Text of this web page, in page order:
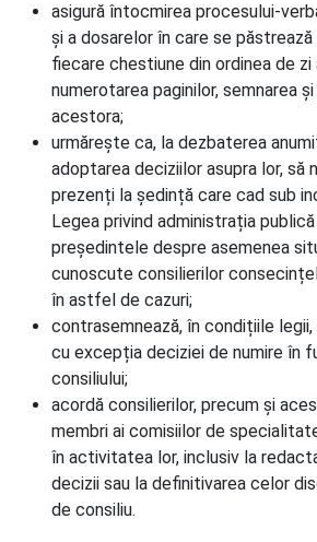
asigură întocmirea procesului-
și a dosarelor în care se
fiecare chestiune din ordinea de zi
numerotarea paginilor, semnarea
acestora;
urmărește ca, la dezbaterea
adoptarea deciziilor asupra lor, să
prezenți la ședință care cad sub
Legea privind administrația
președintele despre asemenea
cunoscute consilierilor
în astfel de cazuri;
contrasemnează, în condițiile
cu excepția deciziei de numire în
consiliului;
acordă consilierilor, precum și
membri ai comisiilor de
în activitatea lor, inclusiv la
decizii sau la definitivarea celor
de consiliu.